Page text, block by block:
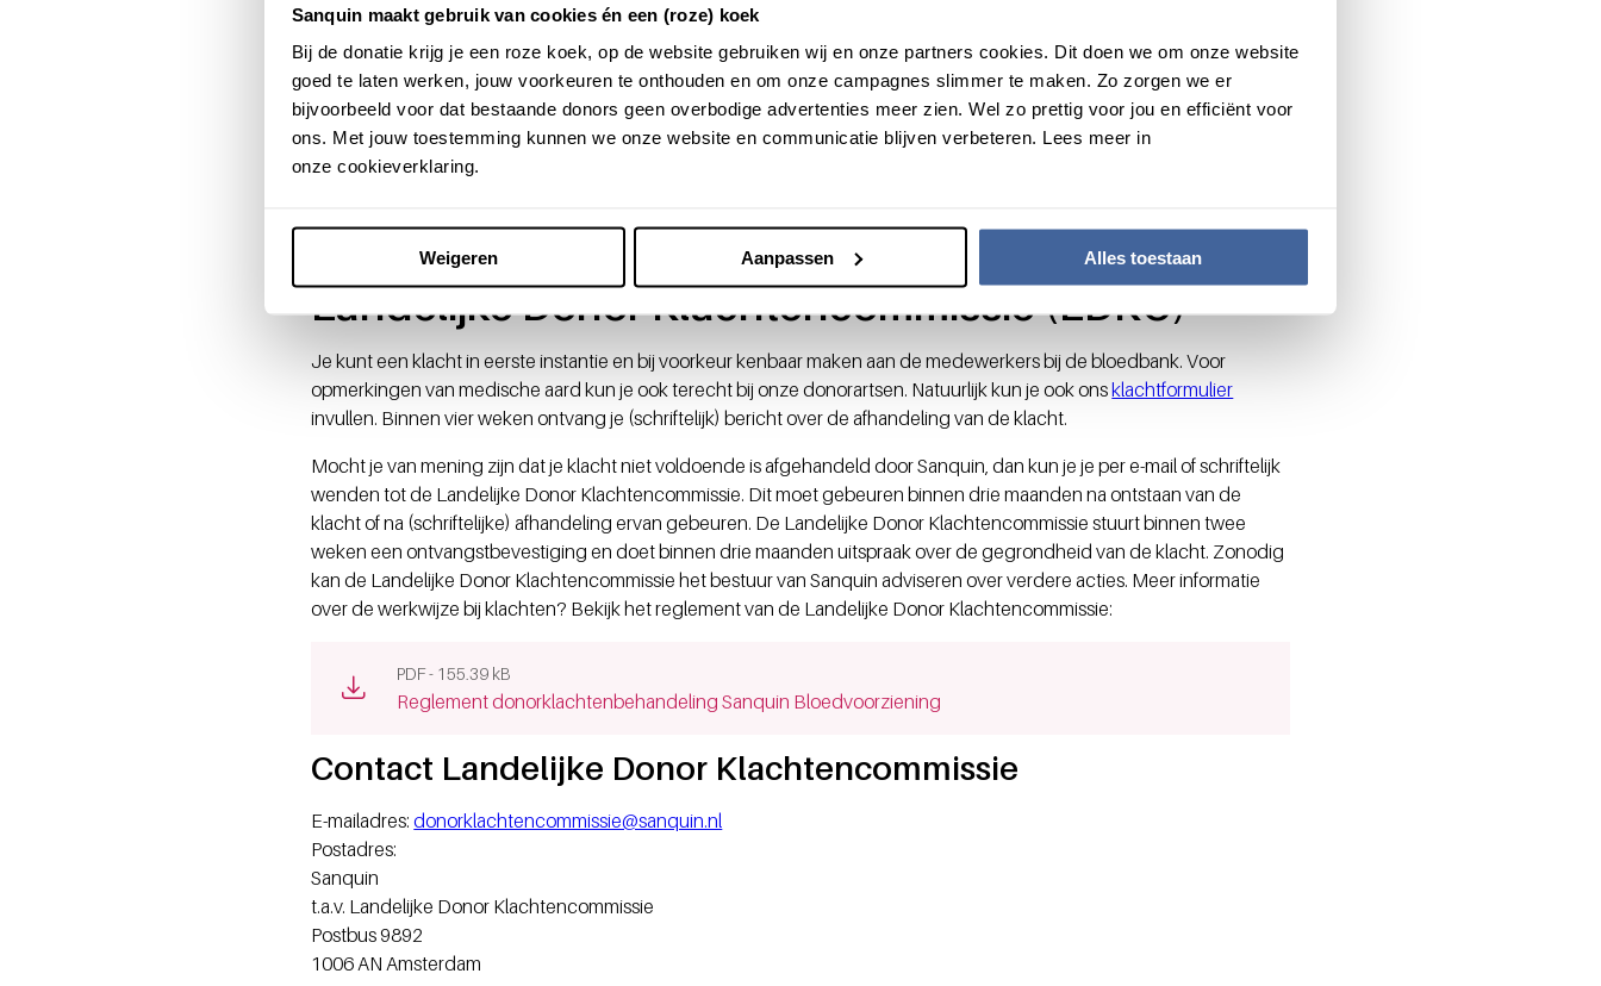
Sanquin maakt gebruik van cookies én een (roze) koek
Bij de donatie krijg je een roze koek, op de website gebruiken wij en onze partners cookies. Dit doen we om onze website
goed te laten werken, jouw voorkeuren te onthouden en om onze campagnes slimmer te maken. Zo zorgen we er
bijvoorbeeld voor dat bestaande donors geen overbodige advertenties meer zien. Wel zo prettig voor jou en efficiënt voor
ons. Met jouw toestemming kunnen we onze website en communicatie blijven verbeteren. Lees meer in
onze cookieverklaring.
Weigeren Aanpassen Alles toestaan
Om de gezondheid en beschikbaarheid van onze donors nu en in de toekomst te kunnen waarborgen, doet de afdeling
Donorstudies onderzoek. Om onze onderzoeken uit te kunnen voeren zijn wij veelal afhankelijk van de deelname van
onze donors. Daarom kan het voorkomen dat je van ons thuis een uitnodigingsbrief ontvangt, of dat je op de
afnamelocatie wordt benaderd om deel te nemen aan een onderzoek. Deelname aan onderzoek is natuurlijk altijd
vrijwillig.Bekijk de verschillende projecten van Donorstudies.
Hieruit blijkt gelukkig dat onze donortevredenheid hoog is.
Landelijke Donor Klachtencommissie (LDKC)
Je kunt een klacht in eerste instantie en bij voorkeur kenbaar maken aan de medewerkers bij de bloedbank. Voor
opmerkingen van medische aard kun je ook terecht bij onze donorartsen. Natuurlijk kun je ook onsklachtformulier
invullen. Binnen vier weken ontvang je (schriftelijk) bericht over de afhandeling van de klacht.
Mocht je van mening zijn dat je klacht niet voldoende is afgehandeld door Sanquin, dan kun je je per e-mail of schriftelijk
wenden tot de Landelijke Donor Klachtencommissie. Dit moet gebeuren binnen drie maanden na ontstaan van de
klacht of na (schriftelijke) afhandeling ervan gebeuren. De Landelijke Donor Klachtencommissie stuurt binnen twee
weken een ontvangstbevestiging en doet binnen drie maanden uitspraak over de gegrondheid van de klacht. Zonodig
kan de Landelijke Donor Klachtencommissie het bestuur van Sanquin adviseren over verdere acties. Meer informatie
over de werkwijze bij klachten? Bekijk het reglement van de Landelijke Donor Klachtencommissie:
PDF - 155.39 kB
Reglement donorklachtenbehandeling Sanquin Bloedvoorziening
(opens new window)
Contact Landelijke Donor Klachtencommissie
E-mailadres:donorklachtencommissie@sanquin.nl
Postadres:
Sanquin
t.a.v. Landelijke Donor Klachtencommissie
Postbus 9892
1006 AN Amsterdam